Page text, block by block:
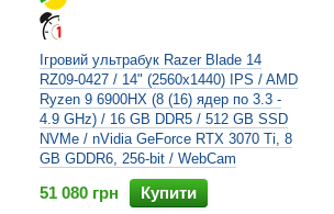
Ігровий ультрабук Razer Blade 14
RZ09-0427 / 14" (2560x1440) IPS / AMD
Ryzen 9 6900HX (8 (16) ядер по 3.3 -
4.9 GHz) / 16 GB DDR5 / 512 GB SSD
NVMe / nVidia GeForce RTX 3070 Ti, 8
GB GDDR6, 256-bit / WebCam
51 080 грн Купити